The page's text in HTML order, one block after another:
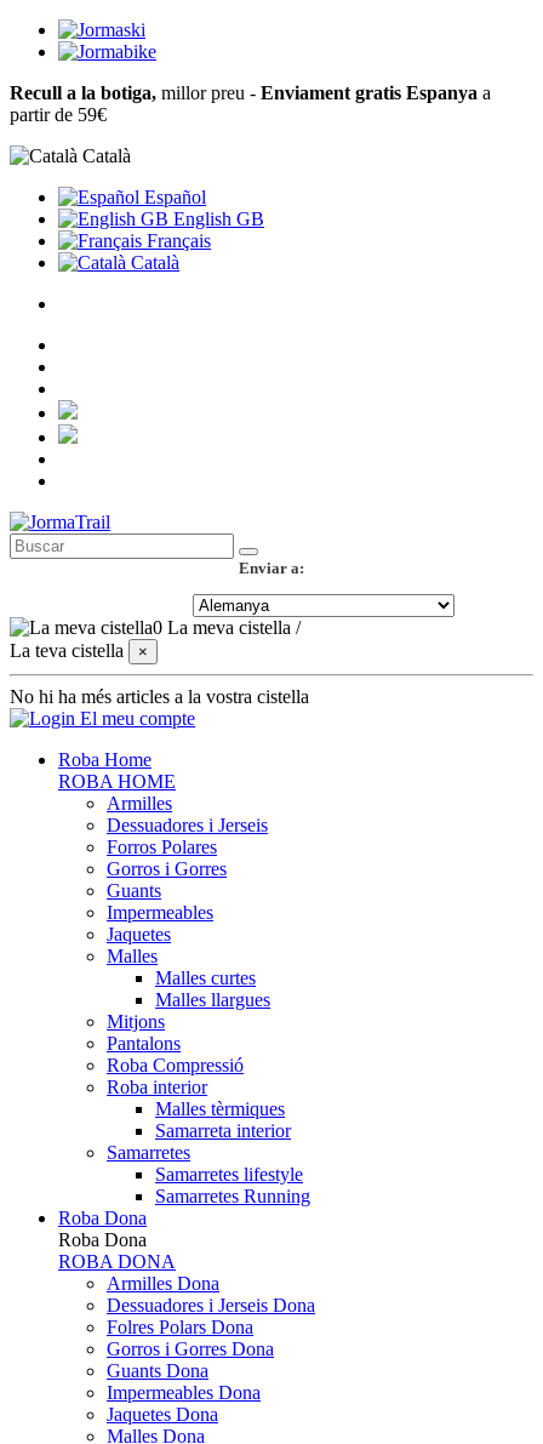
Recull a la botiga, millor preu - Enviament gratis Espanya a
partir de 59€
Català
Español
English GB
Français
Català
Enviar a:
0 La meva cistella /
La teva cistella
×
No hi ha més articles a la vostra cistella
El meu compte
Roba Home
ROBA HOME
Armilles
Dessuadores i Jerseis
Forros Polares
Gorros i Gorres
Guants
Impermeables
Jaquetes
Malles
Malles curtes
Malles llargues
Mitjons
Pantalons
Roba Compressió
Roba interior
Malles tèrmiques
Samarreta interior
Samarretes
Samarretes lifestyle
Samarretes Running
Roba Dona
Roba Dona
ROBA DONA
Armilles Dona
Dessuadores i Jerseis Dona
Folres Polars Dona
Gorros i Gorres Dona
Guants Dona
Impermeables Dona
Jaquetes Dona
Malles Dona